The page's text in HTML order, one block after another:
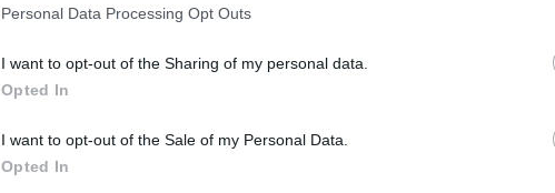
Personal Data Processing Opt Outs
I want to opt-out of the Sharing of my personal data.
Opted In
I want to opt-out of the Sale of my Personal Data.
Opted In